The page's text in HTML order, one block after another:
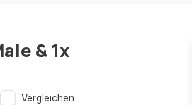
& 1x
Vergleichen